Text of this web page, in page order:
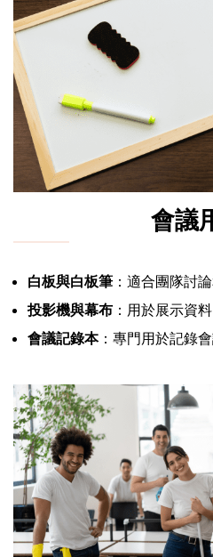
會議
白板與白板筆 ：適合團隊討
投影機與幕布 ：用於展示資
會議記錄本：專門用於記錄